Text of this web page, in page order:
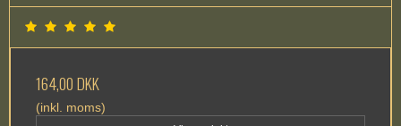
164,00 DKK
(inkl. moms)